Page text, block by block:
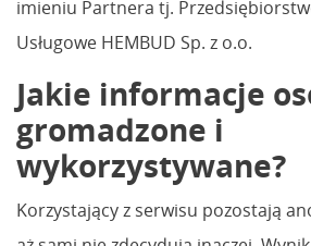
imieniu Partnera tj.
Usługowe HEMBUD Sp. z o.o.
Jakie informacje
gromadzone i
wykorzystywane?
Korzystający z serwisu pozostają